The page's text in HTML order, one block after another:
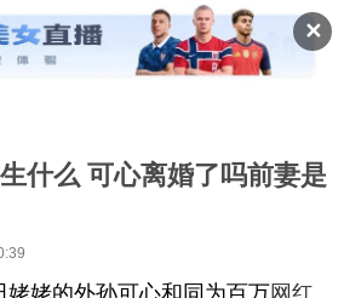
✕
什么 可心离婚了吗前妻是
姥姥的外孙可心和同为百万网红